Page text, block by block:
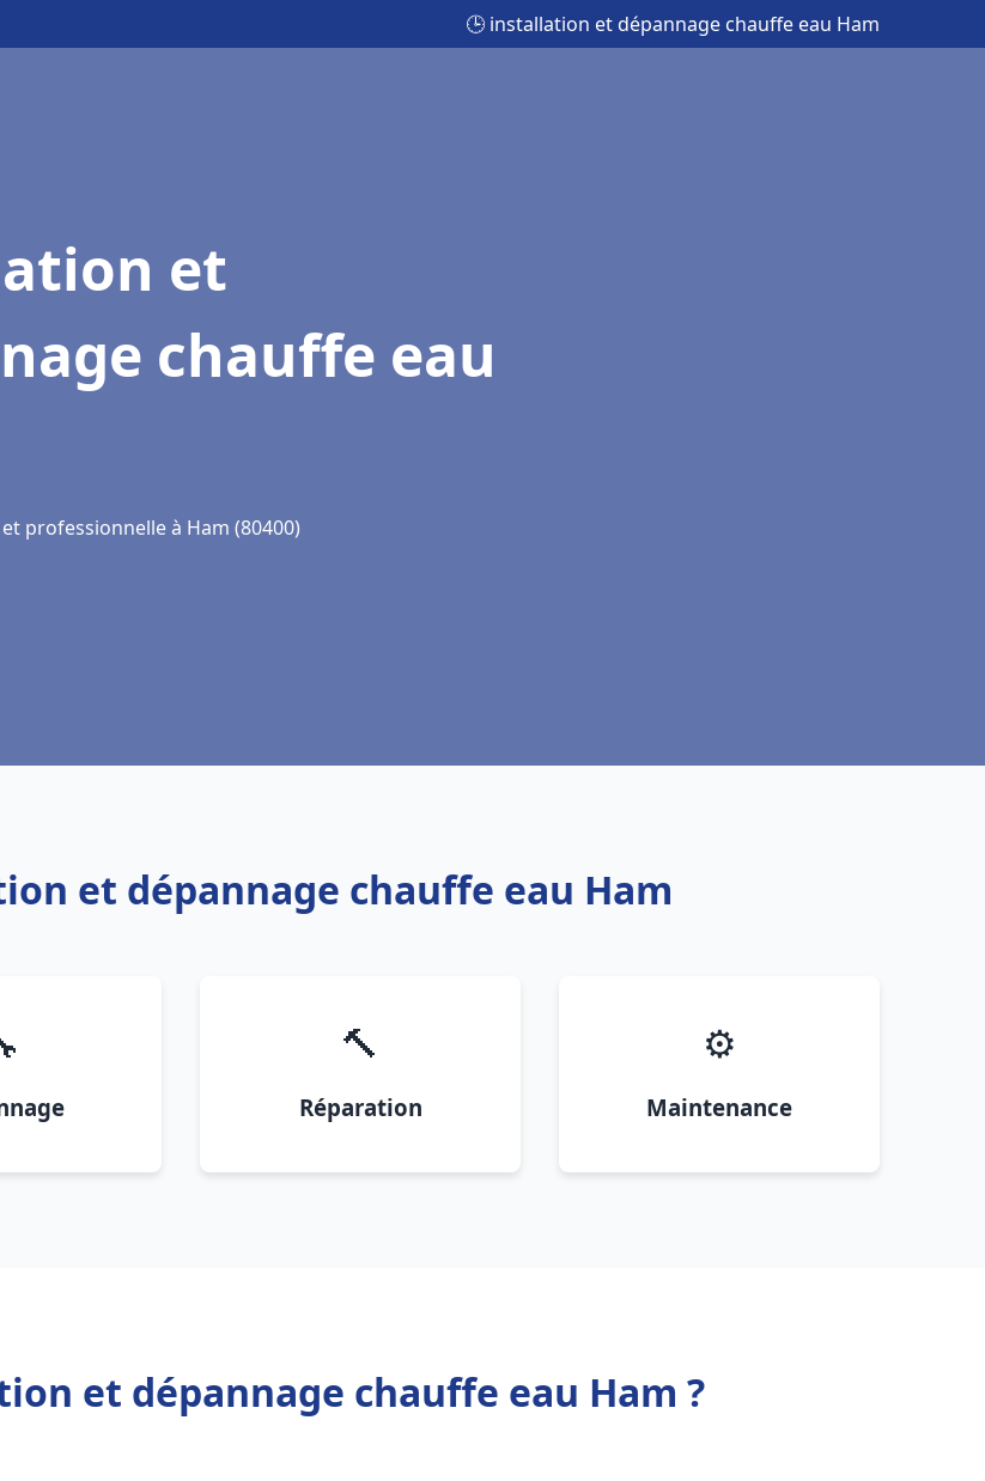
🕒 installation et dépannage chauffe eau Ham
et
chauffe eau
professionnelle à Ham (80400)
et dépannage chauffe eau Ham
🔨
Réparation
⚙️
Maintenance
et dépannage chauffe eau Ham ?